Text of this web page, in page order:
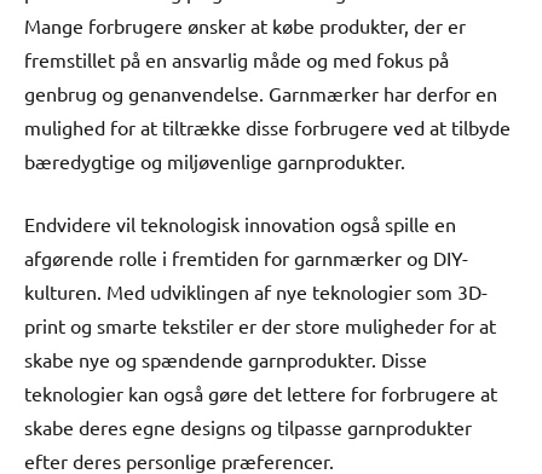
Mange forbrugere ønsker at købe produkter, der er
fremstillet på en ansvarlig måde og med fokus på
genbrug og genanvendelse. Garnmærker har derfor en
mulighed for at tiltrække disse forbrugere ved at tilbyde
bæredygtige og miljøvenlige garnprodukter.
Endvidere vil teknologisk innovation også spille en
afgørende rolle i fremtiden for garnmærker og DIY-
kulturen. Med udviklingen af ​​nye teknologier som 3D-
print og smarte tekstiler er der store muligheder for at
skabe nye og spændende garnprodukter. Disse
teknologier kan også gøre det lettere for forbrugere at
skabe deres egne designs og tilpasse garnprodukter
efter deres personlige præferencer.